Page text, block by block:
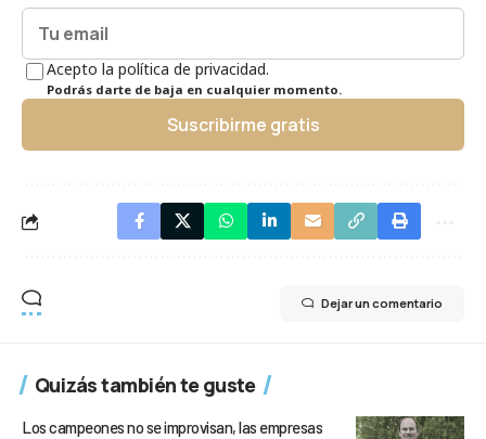
Acepto la política de privacidad.
Podrás darte de baja en cualquier momento.
Suscribirme gratis
Dejar un comentario
Quizás también te guste
Los campeones no se improvisan, las empresas